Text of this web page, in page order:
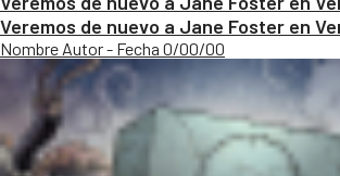
Veremos de nuevo a Jane Foster en
Nombre Autor - Fecha 0/00/00